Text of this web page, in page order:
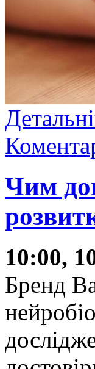
Чим
10:00,
Бренд